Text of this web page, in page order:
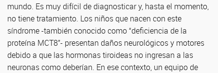
mundo. Es muy difícil de diagnosticar y, hasta el momento,
no tiene tratamiento. Los niños que nacen con este
síndrome -también conocido como “deficiencia de la
proteína MCT8”- presentan daños neurológicos y motores
debido a que las hormonas tiroideas no ingresan a las
neuronas como deberían. En ese contexto, un equipo de